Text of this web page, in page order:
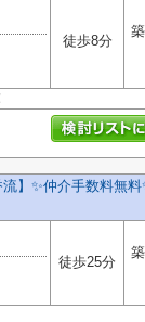
徒歩8分
流】✨️仲介手数料無
徒歩25分